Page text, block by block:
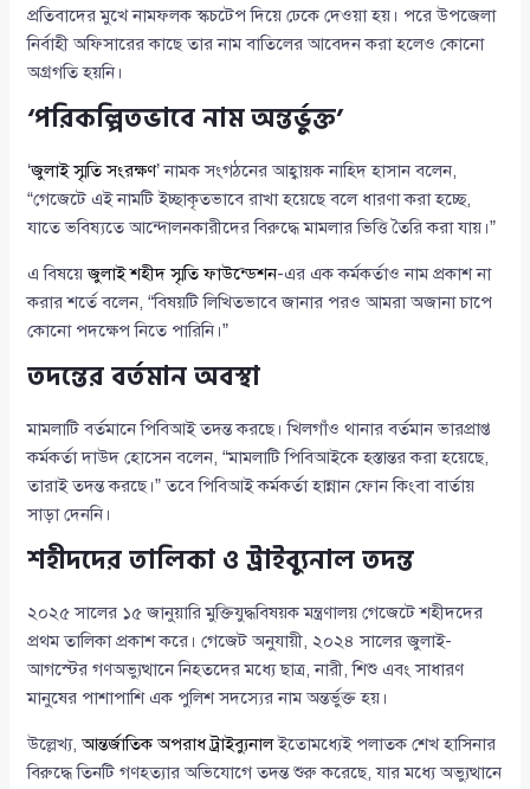
প্রতিবাদের মুখে নামফলক স্কচটেপ দিয়ে ঢেকে দেওয়া হয়। পরে উপজেলা
নির্বাহী অফিসারের কাছে তার নাম বাতিলের আবেদন করা হলেও কোনো
অগ্রগতি হয়নি।
‘পরিকল্পিতভাবে নাম অন্তর্ভুক্ত’
‘জুলাই স্মৃতি সংরক্ষণ’ নামক সংগঠনের আহ্বায়ক নাহিদ হাসান বলেন,
“গেজেটে এই নামটি ইচ্ছাকৃতভাবে রাখা হয়েছে বলে ধারণা করা হচ্ছে,
যাতে ভবিষ্যতে আন্দোলনকারীদের বিরুদ্ধে মামলার ভিত্তি তৈরি করা যায়।”
এ বিষয়েজুলাই শহীদ স্মৃতি ফাউন্ডেশন-এর এক কর্মকর্তাও নাম প্রকাশ না
করার শর্তে বলেন, “বিষয়টি লিখিতভাবে জানার পরও আমরা অজানা চাপে
কোনো পদক্ষেপ নিতে পারিনি।”
তদন্তের বর্তমান অবস্থা
মামলাটি বর্তমানে পিবিআই তদন্ত করছে। খিলগাঁও থানার বর্তমান ভারপ্রাপ্ত
কর্মকর্তা দাউদ হোসেন বলেন, “মামলাটি পিবিআইকে হস্তান্তর করা হয়েছে,
তারাই তদন্ত করছে।” তবে পিবিআই কর্মকর্তা হান্নান ফোন কিংবা বার্তায়
সাড়া দেননি।
শহীদদের তালিকা ও ট্রাইব্যুনাল তদন্ত
২০২৫ সালের ১৫ জানুয়ারি মুক্তিযুদ্ধবিষয়ক মন্ত্রণালয় গেজেটে শহীদদের
প্রথম তালিকা প্রকাশ করে। গেজেট অনুযায়ী, ২০২৪ সালের জুলাই-
আগস্টের গণঅভ্যুত্থানে নিহতদের মধ্যে ছাত্র, নারী, শিশু এবং সাধারণ
মানুষের পাশাপাশি এক পুলিশ সদস্যের নাম অন্তর্ভুক্ত হয়।
উল্লেখ্য,আন্তর্জাতিক অপরাধ ট্রাইব্যুনালইতোমধ্যেই পলাতক শেখ হাসিনার
বিরুদ্ধে তিনটি গণহত্যার অভিযোগে তদন্ত শুরু করেছে, যার মধ্যে অভ্যুত্থানে